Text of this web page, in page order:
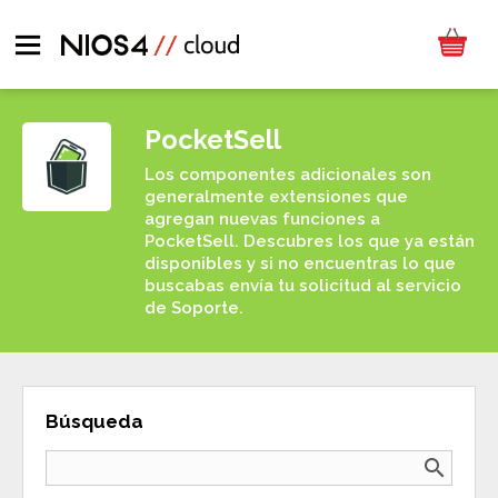
PocketSell
Los componentes adicionales son
generalmente extensiones que
agregan nuevas funciones a
PocketSell. Descubres los que ya están
disponibles y si no encuentras lo que
buscabas envía tu solicitud al servicio
de Soporte.
Búsqueda
search